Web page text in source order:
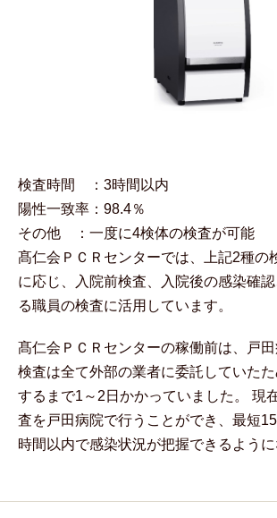
検査時間 ：3時間以内
陽性一致率：98.4％
その他 ：一度に4検体の検査が可能
髙仁会ＰＣＲセンターでは、上記2種の
に応じ、入院前検査、入院後の感染確
る職員の検査に活用しています。
髙仁会ＰＣＲセンターの稼働前は、戸
検査は全て外部の業者に委託していた
するまで1～2日かかっていました。 現
査を戸田病院で行うことができ、最短
時間以内で感染状況が把握できるように